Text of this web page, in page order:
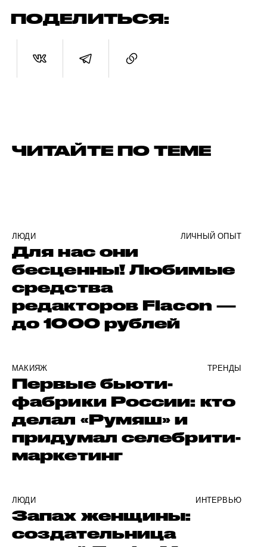
ПОДЕЛИТЬСЯ:
ЧИТАЙТЕ ПО ТЕМЕ
ЛЮДИ ЛИЧНЫЙ ОПЫТ
Для нас они
бесценны! Любимые
средства
редакторов Flacon —
до 1000 рублей
МАКИЯЖ ТРЕНДЫ
Первые бьюти-
фабрики России: кто
делал «Румяш» и
придумал селебрити-
маркетинг
ЛЮДИ ИНТЕРВЬЮ
Запах женщины:
создательница